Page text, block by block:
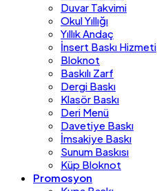
Duvar Takvimi
Okul Yıllığı
Yıllık Andaç
İnsert Baskı Hizmeti
Bloknot
Baskılı Zarf
Dergi Baskı
Klasör Baskı
Deri Menü
Davetiye Baskı
İmsakiye Baskı
Sunum Baskısı
Küp Bloknot
Promosyon